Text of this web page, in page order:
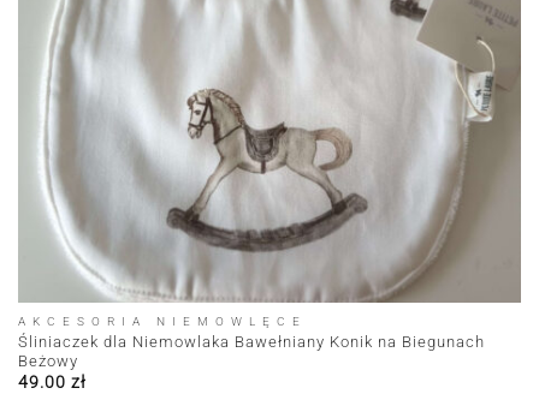
AKCESORIA NIEMOWLĘCE
Śliniaczek dla Niemowlaka Bawełniany Konik na Biegunach
Beżowy
49.00 zł